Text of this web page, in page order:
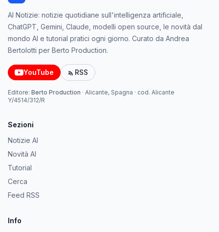
AI Notizie: notizie quotidiane sull'intelligenza artificiale,
ChatGPT, Gemini, Claude, modelli open source, le novità dal
mondo AI e tutorial pratici ogni giorno. Curato da Andrea
Bertolotti per Berto Production.
YouTube RSS
Editore: Berto Production · Alicante, Spagna · cod. Alicante
Y/4514/312/R
Sezioni
Notizie AI
Novità AI
Tutorial
Cerca
Feed RSS
Info